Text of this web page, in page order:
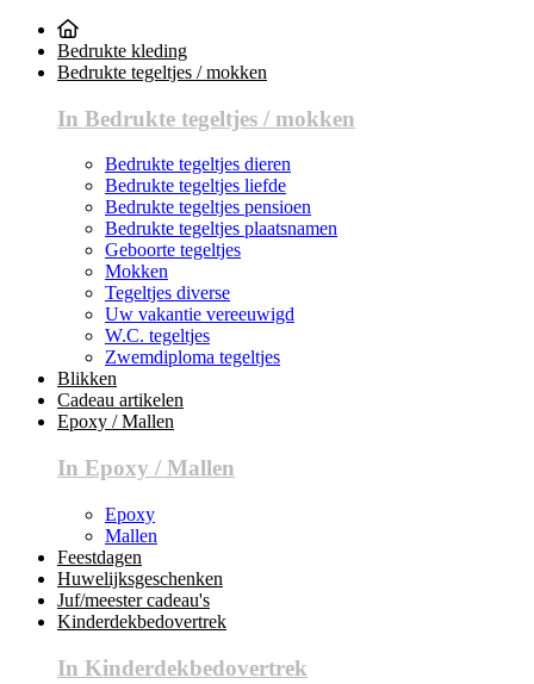
Bedrukte kleding
Bedrukte tegeltjes / mokken
In Bedrukte tegeltjes / mokken
Bedrukte tegeltjes dieren
Bedrukte tegeltjes liefde
Bedrukte tegeltjes pensioen
Bedrukte tegeltjes plaatsnamen
Geboorte tegeltjes
Mokken
Tegeltjes diverse
Uw vakantie vereeuwigd
W.C. tegeltjes
Zwemdiploma tegeltjes
Blikken
Cadeau artikelen
Epoxy / Mallen
In Epoxy / Mallen
Epoxy
Mallen
Feestdagen
Huwelijksgeschenken
Juf/meester cadeau's
Kinderdekbedovertrek
In Kinderdekbedovertrek